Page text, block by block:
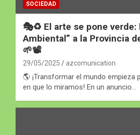
SOCIEDAD
🎭♻️ El arte se pone verde:
Ambiental” a la Provincia
🌱📽️
29/05/2025 azcomunication
🌎 ¡Transformar el mundo empieza
en que lo miramos! En un anuncio…